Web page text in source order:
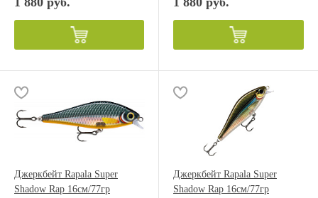
Джеркбейт Rapala Super
Shadow Rap 16см/77гр
Джеркбейт Rapala Super
Shadow Rap 16см/77гр